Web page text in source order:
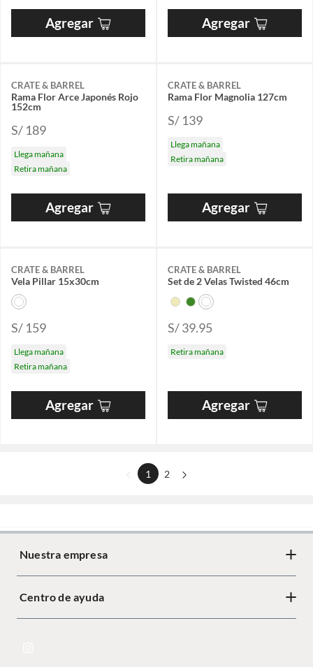
Agregar Agregar
CRATE & BARREL
Rama Flor Arce Japonés Rojo
152cm
S/ 189
Llega mañana
Retira mañana
Agregar
CRATE & BARREL
Rama Flor Magnolia 127cm
S/ 139
Llega mañana
Retira mañana
Agregar
CRATE & BARREL
Vela Pillar 15x30cm
S/ 159
Llega mañana
Retira mañana
Agregar
CRATE & BARREL
Set de 2 Velas Twisted 46cm
S/ 39.95
Retira mañana
Agregar
1 2
Nuestra empresa
Centro de ayuda